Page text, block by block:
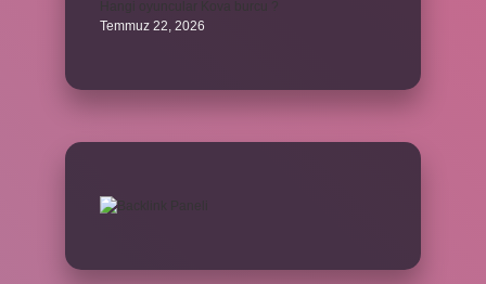
Temmuz 22, 2026